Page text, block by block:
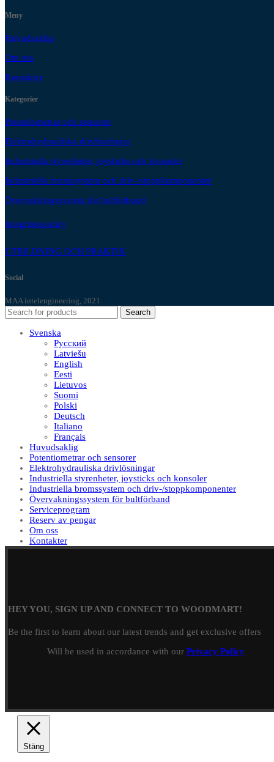
Meny
Huvudsaklig
Om oss
Kontakter
Kategorier
Potentiometrar och sensorer
Elektrohydrauliska drivlösningar
Industriella styrenheter, joysticks och konsoler
Industriella bromssystem och driv-/stoppkomponenter
Övervakningssystem för bultförband
Integritetspolicy
UTBILDNING OCH PRAKTIK
Social
MAA intelengineering, 2021
Search
Svenska
Русский
Latviešu
English
Eesti
Lietuvos
Suomi
Polski
Deutsch
Italiano
Français
Huvudsaklig
Potentiometrar och sensorer
Elektrohydrauliska drivlösningar
Industriella styrenheter, joysticks och konsoler
Industriella bromssystem och driv-/stoppkomponenter
Övervakningssystem för bultförband
Serviceprogram
Reserv av pengar
Om oss
Kontakter
HEY YOU, SIGN UP AND CONNECT TO WOODMART!
Be the first to learn about our latest trends and get exclusive offers
Will be used in accordance with our Privacy Policy
Stäng